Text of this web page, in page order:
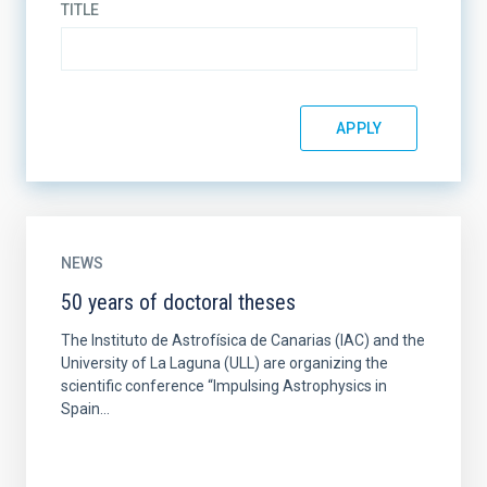
TITLE
NEWS
50 years of doctoral theses
The Instituto de Astrofísica de Canarias (IAC) and the
University of La Laguna (ULL) are organizing the
scientific conference “Impulsing Astrophysics in
Spain...